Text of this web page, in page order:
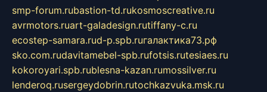
smp-forum.rubastion-td.rukosmoscreative.ru
avrmotors.ruart-galadesign.rutiffany-c.ru
ecostep-samara.rud-p.spb.ruгалактика73.рф
sko.com.rudavitamebel-spb.rufotsis.rutesiaes.ru
kokoroyari.spb.rublesna-kazan.rumossilver.ru
lenderoq.rusergeydobrin.rutochkazvuka.msk.ru